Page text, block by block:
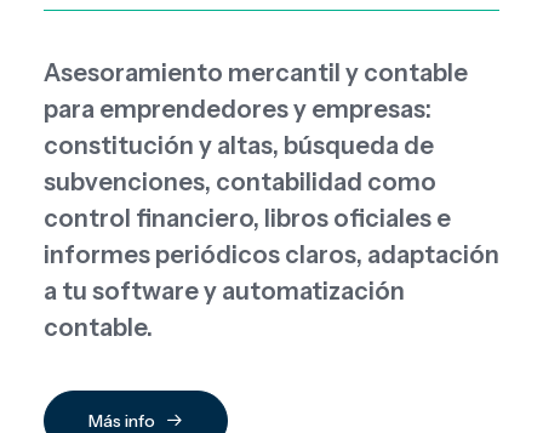
Asesoramiento mercantil y contable
para emprendedores y empresas:
constitución y altas, búsqueda de
subvenciones, contabilidad como
control financiero, libros oficiales e
informes periódicos claros, adaptación
a tu software y automatización
contable.
Más info